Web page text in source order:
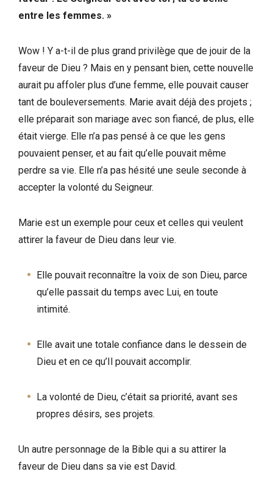
entre les femmes. »
Wow ! Y a-t-il de plus grand privilège que de jouir de la
faveur de Dieu ? Mais en y pensant bien, cette nouvelle
aurait pu affoler plus d’une femme, elle pouvait causer
tant de bouleversements. Marie avait déjà des projets ;
elle préparait son mariage avec son fiancé, de plus, elle
était vierge. Elle n’a pas pensé à ce que les gens
pouvaient penser, et au fait qu’elle pouvait même
perdre sa vie. Elle n’a pas hésité une seule seconde à
accepter la volonté du Seigneur.
Marie est un exemple pour ceux et celles qui veulent
attirer la faveur de Dieu dans leur vie.
Elle pouvait reconnaître la voix de son Dieu, parce
qu’elle passait du temps avec Lui, en toute
intimité.
Elle avait une totale confiance dans le dessein de
Dieu et en ce qu’Il pouvait accomplir.
La volonté de Dieu, c’était sa priorité, avant ses
propres désirs, ses projets.
Un autre personnage de la Bible qui a su attirer la
faveur de Dieu dans sa vie est David.